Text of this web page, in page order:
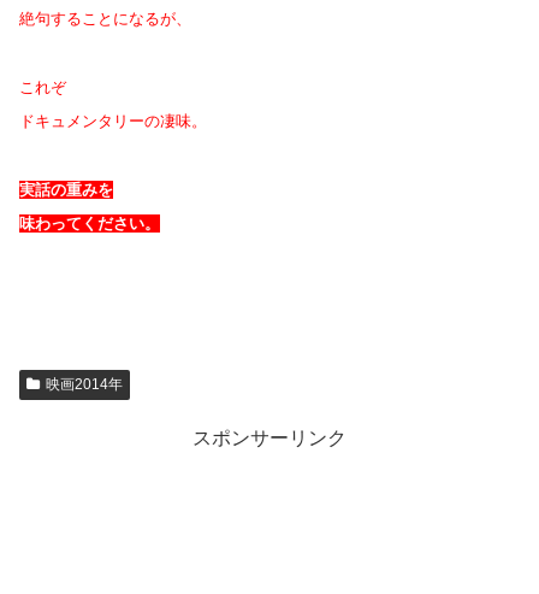
絶句することになるが、
これぞ
ドキュメンタリーの凄味。
実話の重みを
味わってください。
映画2014年
スポンサーリンク